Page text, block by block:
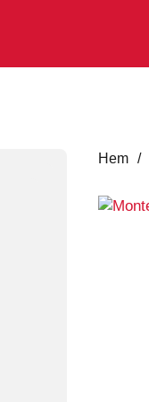
Hem /